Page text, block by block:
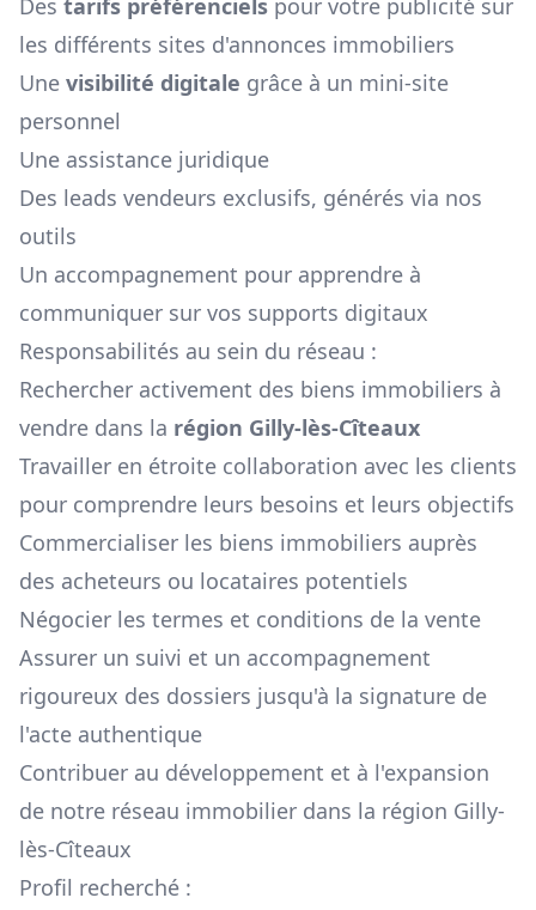
Des tarifs préférenciels pour votre publicité sur
les différents sites d'annonces immobiliers
Une visibilité digitale grâce à un mini-site
personnel
Une assistance juridique
Des leads vendeurs exclusifs, générés via nos
outils
Un accompagnement pour apprendre à
communiquer sur vos supports digitaux
Responsabilités au sein du réseau :
Rechercher activement des biens immobiliers à
vendre dans la région Gilly-lès-Cîteaux
Travailler en étroite collaboration avec les clients
pour comprendre leurs besoins et leurs objectifs
Commercialiser les biens immobiliers auprès
des acheteurs ou locataires potentiels
Négocier les termes et conditions de la vente
Assurer un suivi et un accompagnement
rigoureux des dossiers jusqu'à la signature de
l'acte authentique
Contribuer au développement et à l'expansion
de notre réseau immobilier dans la région Gilly-
lès-Cîteaux
Profil recherché :